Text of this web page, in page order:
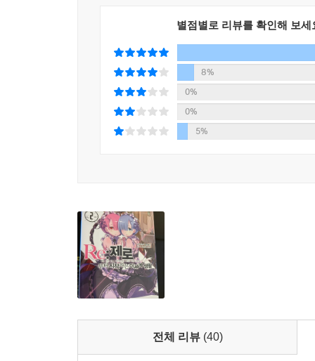
별점별로 리뷰를 확인해 보세
8%
0%
0%
5%
전체 리뷰 (40)